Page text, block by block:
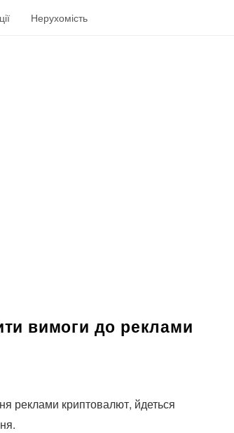
Нерухомість
вимоги до реклами
реклами криптовалют, йдеться